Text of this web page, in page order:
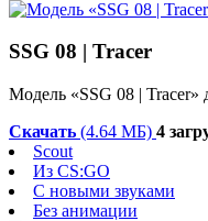
SSG 08 | Tracer
Модель «SSG 08 | Tracer»
Скачать (4.64 МБ) 4
Scout
Из CS:GO
С новыми звуками
Без анимации